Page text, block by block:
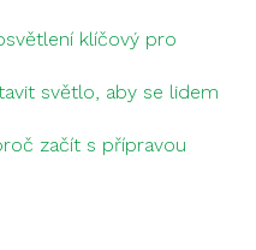
klíčový pro
světlo, aby se lidem
začít s přípravou